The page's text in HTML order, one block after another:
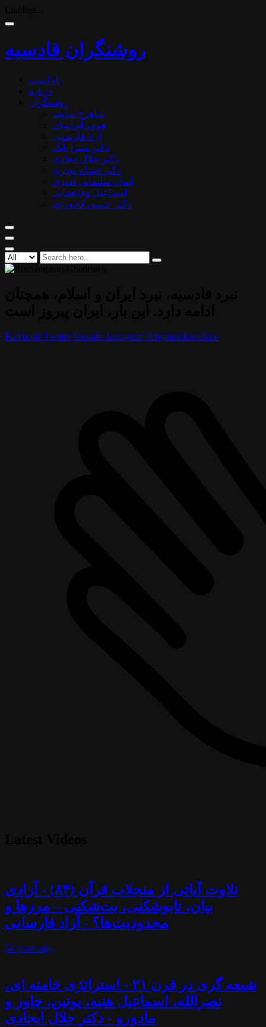
روشنگران قادسیه
پادکست
درباره
روشنگران
شاهرخ شاهید
هومر آبرامیان
آزاد فارسانی
دکتر میترا بابک
دکتر جلال ایجادی
دکتر حسام نوذری
ایمان سلیمانی امیری
اسماعیل وفایغمایی
دکتر حسین لاجوردی
Facebook TwitterYoutube Instagram Telegram Envelope
تلاوت آیاتی از منجلاب قرآن (۸۴) - آزادی
بیان، تابوشکنی، بت‌شکنی – مرزها و
محدودیت‌ها؟ - آزاد فارسانی
56 years ago
شیعه گری در قرن ۲۱ - استراتژی خامنه ای،
نصرالله، اسماعیل هنیه، پوتین، چاوز و
مادورو - دکتر جلال ایجادی